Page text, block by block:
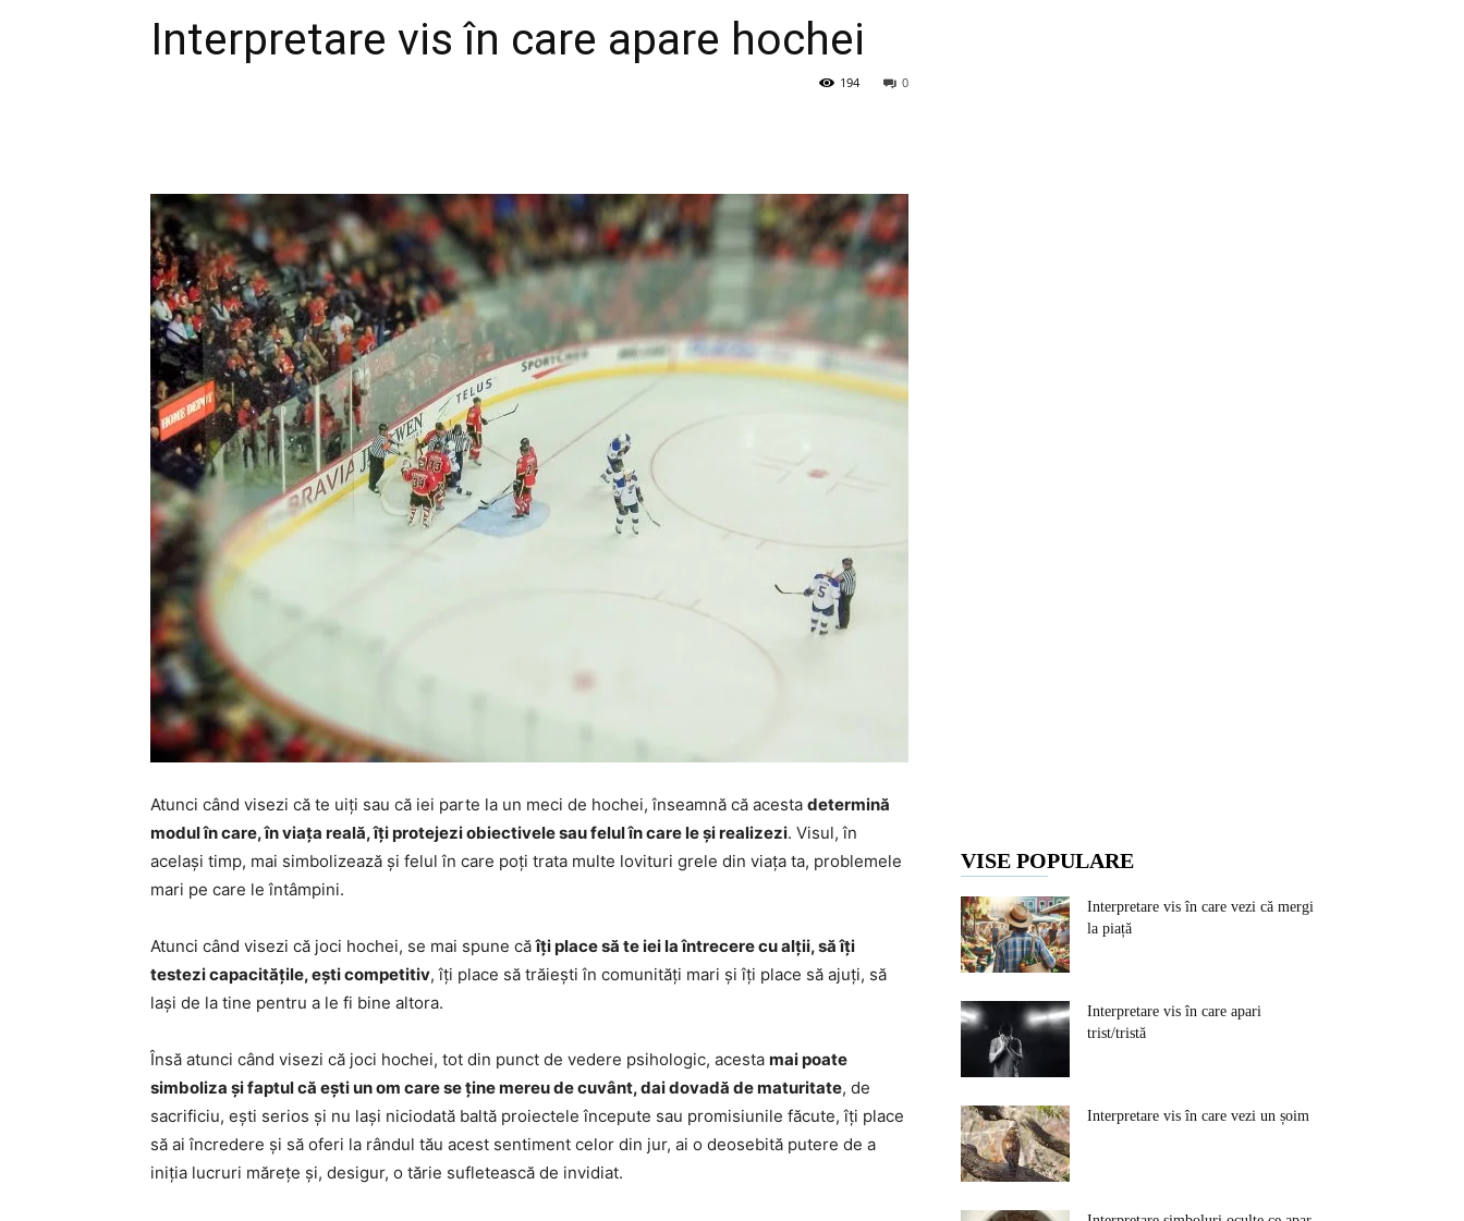
Interpretare vis în care apare hochei
0
194
Atunci când visezi că te uiți sau că iei parte la un meci de hochei, înseamnă că acesta determină
modul în care, în viața reală, îți protejezi obiectivele sau felul în care le și realizezi. Visul, în
același timp, mai simbolizează și felul în care poți trata multe lovituri grele din viața ta, problemele
mari pe care le întâmpini.
Atunci când visezi că joci hochei, se mai spune căîți place să te iei la întrecere cu alții, să îți
testezi capacitățile, ești competitiv, îți place să trăiești în comunități mari și îți place să ajuți, să
lași de la tine pentru a le fi bine altora.
Însă atunci când visezi că joci hochei, tot din punct de vedere psihologic, acesta mai poate
simboliza și faptul că ești un om care se ține mereu de cuvânt, dai dovadă de maturitate, de
sacrificiu, ești serios și nu lași niciodată baltă proiectele începute sau promisiunile făcute, îți place
să ai încredere și să oferi la rândul tău acest sentiment celor din jur, ai o deosebită putere de a
iniția lucruri mărețe și, desigur, o tărie sufletească de invidiat.
VISE POPULARE
Interpretare vis în care vezi că mergi
la piață
Interpretare vis în care apari
trist/tristă
Interpretare vis în care vezi un șoim